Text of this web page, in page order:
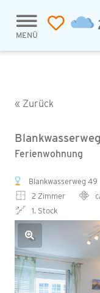
MENÜ
« Zurück
Ferienwohnung
Blankwasserweg 49
2 Zimmer
1. Stock